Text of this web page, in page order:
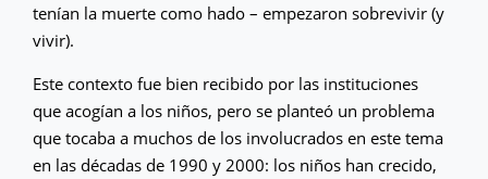
tenían la muerte como hado – empezaron sobrevivir (y
vivir).
Este contexto fue bien recibido por las instituciones
que acogían a los niños, pero se planteó un problema
que tocaba a muchos de los involucrados en este tema
en las décadas de 1990 y 2000: los niños han crecido,